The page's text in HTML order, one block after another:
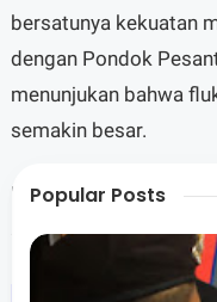
bersatunya kekuatan
dengan Pondok
menunjukan bahwa
semakin besar.
"Kekuatan ini terus
akhirnya akan
Popular Posts